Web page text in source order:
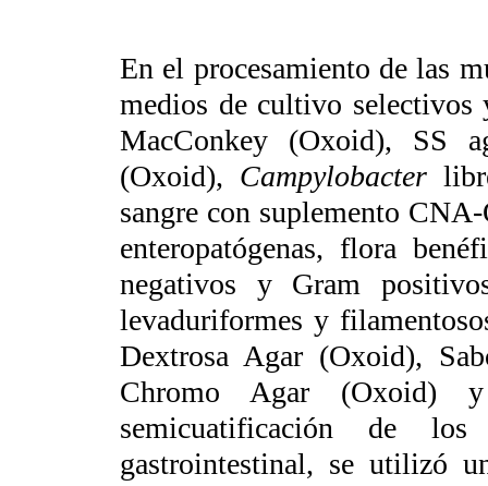
En el procesamiento de las
medios de cultivo
MacConkey (Oxoid), SS
(Oxoid), Campylobacter
sangre con suplemento
enteropatógenas, flora
negativos y Gram
levaduriformes y
Dextrosa Agar (Oxoid),
Chromo Agar (Oxoid)
semicuatificación de
gastrointestinal, se utilizó